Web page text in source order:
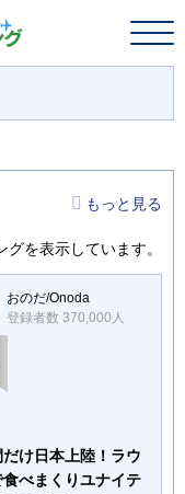
もっと見る
を表示しています。
おのだ/Onoda
登録者数 370,000人
け日本上陸！ラウ
食べまくりユナイテ